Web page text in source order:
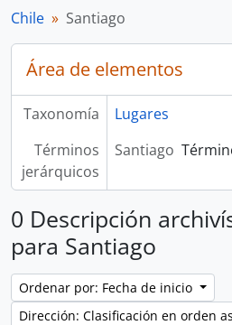
Chile Santiago
Área de elementos
Taxonomía
Lugares
Términos
jerárquicos
Santiago
0 Descripción
para Santiago
Ordenar por: Fecha de inicio
Dirección: Clasificación en orden